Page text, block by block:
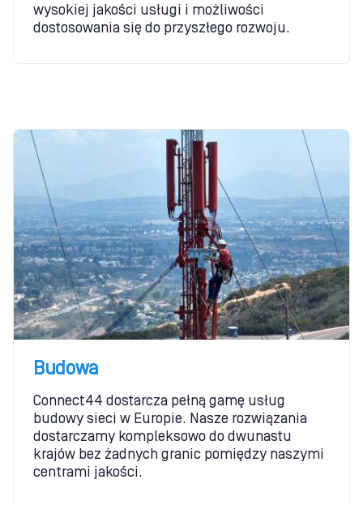
wysokiej jakości usługi i możliwości
dostosowania się do przyszłego rozwoju.
Budowa
Connect44 dostarcza pełną gamę usług
budowy sieci w Europie. Nasze rozwiązania
dostarczamy kompleksowo do dwunastu
krajów bez żadnych granic pomiędzy naszymi
centrami jakości.